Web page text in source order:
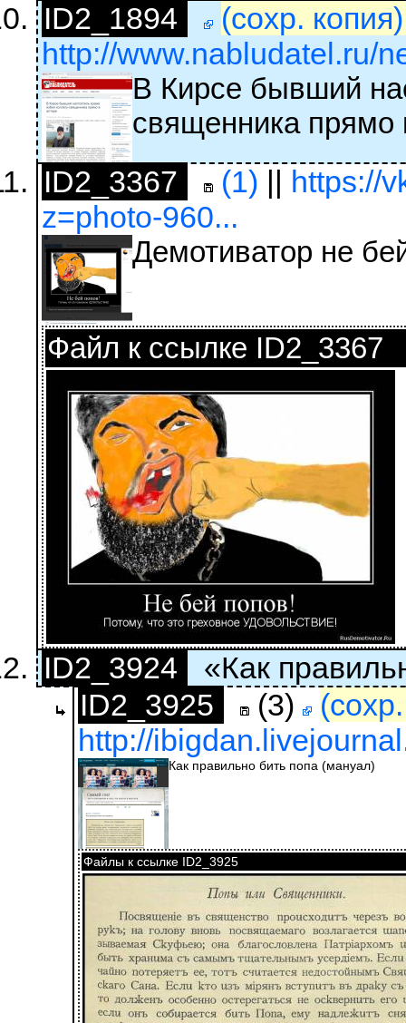
ID2_1894
(сохр.
http://www.nabludatel.ru/
В Кирсе бывший
священника прямо
ID2_3367 (1) || https://
z=photo-960...
Демотиватор не
Файл к ссылке ID2_3367
ID2_3924
«Как
ID2_3925
(3)
http://
Как правильно бить попа (мануал)
Файлы к ссылке ID2_3925